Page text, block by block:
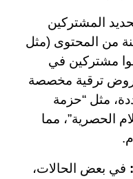
المشتركين
من المحتوى (مثل
مشتركين في
ترقية مخصصة
مثل “حزمة
الحصرية”، مما
في بعض الحالات،